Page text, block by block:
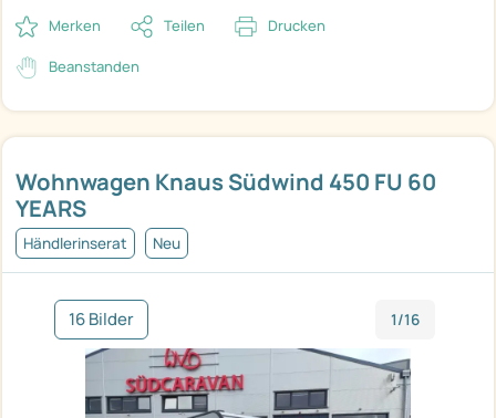
Wohnwagen Knaus Südwind 450 FU 60
YEARS
Händlerinserat Neu
16 Bilder 1/16
Merken Teilen Drucken
Beanstanden